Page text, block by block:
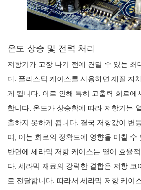
온도 상승 및 전력 처리
저항기가 고장 나기 전에 견딜 수 있는 최
다. 플라스틱 케이스를 사용하면 재질 자
게 됩니다. 이로 인해 특히 고출력 회로에
합니다. 온도가 상승함에 따라 저항기는
출하지 못하게 됩니다. 결국 저항값이 변
며, 이는 회로의 정확도에 영향을 미칠 수
반면에 세라믹 저항 케이스는 열이 효율
다. 세라믹 재료의 강력한 결합은 저항 코
로 전달합니다. 따라서 세라믹 저항 케이